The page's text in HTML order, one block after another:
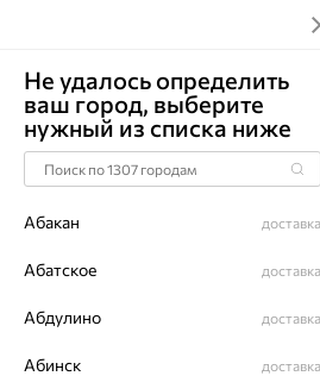
Главная Каталог Для мужчин
Печатка, серебро,
КМ-301 Родир_с
Артикул:
Не удалось определить
ваш город, выберите
нужный из списка ниже
Абакан доставка
Абатское доставка
Абдулино доставка
Абинск доставка